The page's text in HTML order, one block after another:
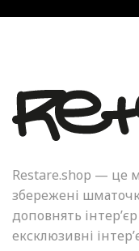
Restare.shop — це
збережені
доповнять
ексклюзивні